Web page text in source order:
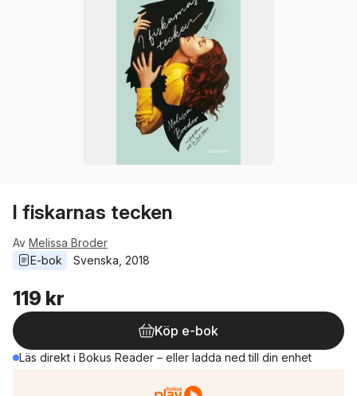
I fiskarnas tecken
Av Melissa Broder
E-bok
Svenska 2018
119 kr
Köp e-bok
Läs direkt i Bokus Reader – eller ladda ned till din enhet